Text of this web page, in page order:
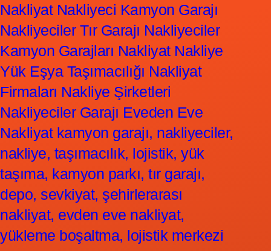
Nakliyat Nakliyeci Kamyon Garajı
Nakliyeciler Tır Garajı Nakliyeciler
Kamyon Garajları Nakliyat Nakliye
Yük Eşya Taşımacılığı Nakliyat
Firmaları Nakliye Şirketleri
Nakliyeciler Garajı Eveden Eve
Nakliyat kamyon garajı, nakliyeciler,
nakliye, taşımacılık, lojistik, yük
taşıma, kamyon parkı, tır garajı,
depo, sevkiyat, şehirlerarası
nakliyat, evden eve nakliyat,
yükleme boşaltma, lojistik merkezi